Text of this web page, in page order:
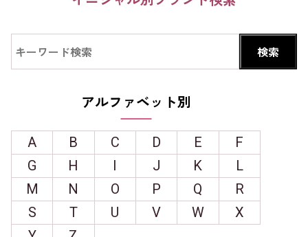
アルファベット別
A B C D E
F
G
H I J K
L
M
N O P Q
R
S
T U V W
X